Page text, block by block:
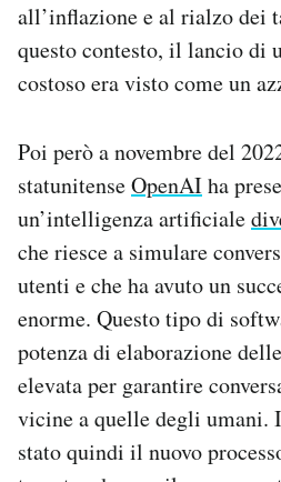
all’inflazione e al rialzo dei
questo contesto, il lancio di
costoso era visto come un
Poi però a novembre del
statunitenseOpenAIha
un’intelligenza artificiale
che riesce a simulare
utenti e che ha avuto un
enorme. Questo tipo di
potenza di elaborazione
elevata per garantire
vicine a quelle degli umani.
stato quindi il nuovo